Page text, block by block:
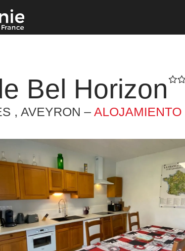
Bel Horizon
, AVEYRON –